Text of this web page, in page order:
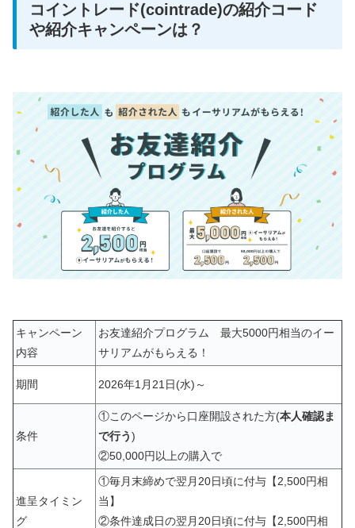
コイントレード(cointrade)の紹介コード
や紹介キャンペーンは？
キャンペーン
内容
お友達紹介プログラム 最大5000円相当のイー
サリアムがもらえる！
期間 2026年1月21日(水)～
条件
①このページから口座開設された方(本人確認ま
で行う)
②50,000円以上の購入で
進呈タイミン
グ
①毎月末締めで翌月20日頃に付与【2,500円相
当】
②条件達成日の翌月20日頃に付与【2,500円相